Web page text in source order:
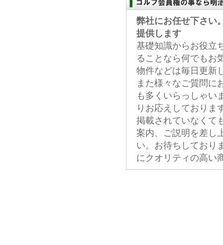
弊社にお任せ下さい
提供します
基礎知識からお役立
ることなら何でもお
物件などは毎日更新
また様々なご質問に
も多くいらっしゃい
りお応えしておりま
掲載されていなくて
案内、ご説明を差し
い。お待ちしており
にクオリティの高い